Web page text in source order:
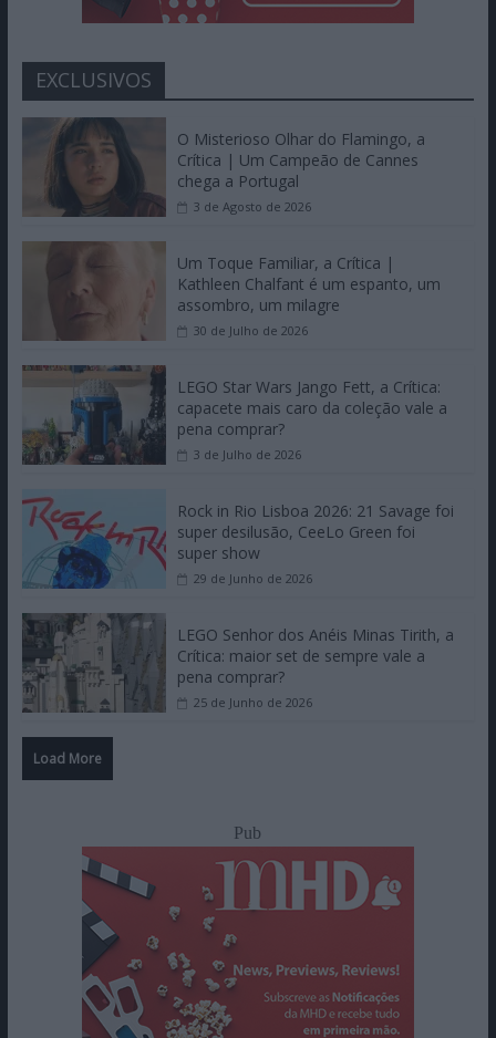
EXCLUSIVOS
O Misterioso Olhar do Flamingo, a
Crítica | Um Campeão de Cannes
chega a Portugal
3 de Agosto de 2026
Um Toque Familiar, a Crítica |
Kathleen Chalfant é um espanto, um
assombro, um milagre
30 de Julho de 2026
LEGO Star Wars Jango Fett, a Crítica:
capacete mais caro da coleção vale a
pena comprar?
3 de Julho de 2026
Rock in Rio Lisboa 2026: 21 Savage foi
super desilusão, CeeLo Green foi
super show
29 de Junho de 2026
LEGO Senhor dos Anéis Minas Tirith, a
Crítica: maior set de sempre vale a
pena comprar?
25 de Junho de 2026
Load More
Pub